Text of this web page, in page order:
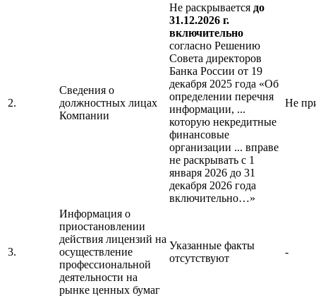
2.
Сведения о
должностных лицах
Компании
Не раскрывается до
31.12.2026 г.
включительно
согласно Решению
Совета директоров
Банка России от 19
декабря 2025 года «Об
определении перечня
информации, ...
которую некредитные
финансовые
организации ... вправе
не раскрывать с 1
января 2026 до 31
декабря 2026 года
включительно…»
Не
3.
Информация о
приостановлении
действия лицензий на
осуществление
профессиональной
деятельности на
рынке ценных бумаг
Указанные факты
отсутствуют
-